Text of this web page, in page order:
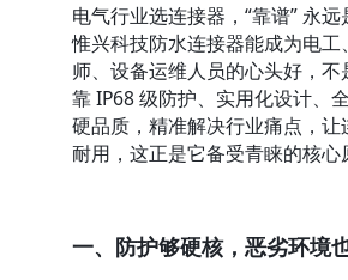
电气行业选连接器，“靠谱” 永远
惟兴科技防水连接器能成为电工
师、设备运维人员的心头好，
靠 IP68 级防护、实用化设计、
硬品质，精准解决行业痛点，让
耐用，这正是它备受青睐的核心
一、防护够硬核，恶劣环境